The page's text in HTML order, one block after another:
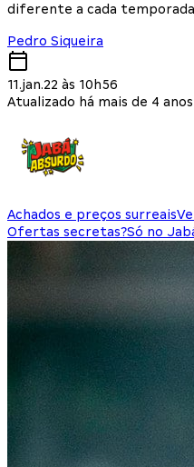
diferente a cada temporada
Pedro Siqueira
11.jan.22 às 10h56
Atualizado há mais de 4 anos
Achados e preços surreais
Ofertas secretas?Só no